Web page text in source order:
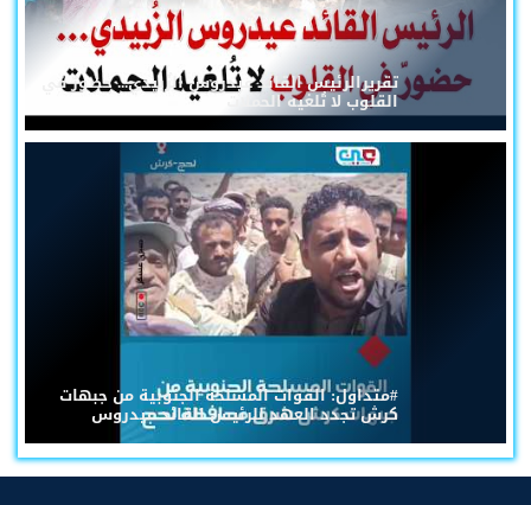
تقريرالرئيس القائد عيدروس الزُبيدي... حضورٌ في
القلوب لا تُلغيه الحملات
#متداول: القوات المسلحة الجنوبية من جبهات
كرش تجدد العهد للرئيس القائد عيدروس